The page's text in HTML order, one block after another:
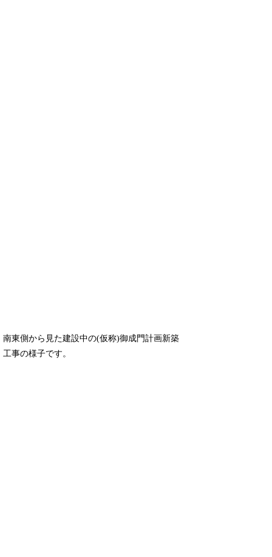
南東側から見た建設中の(仮称)御成門計画新築
工事の様子です。